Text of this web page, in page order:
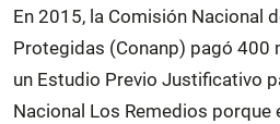
En 2015, la Comisión Nacional
Protegidas (Conanp) pagó 400
un Estudio Previo Justificativo
Nacional Los Remedios porque